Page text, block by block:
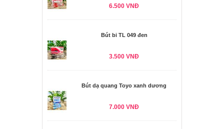
6.500 VNĐ
Bút bi TL 049 đen
3.500 VNĐ
Bút dạ quang Toyo xanh dương
7.000 VNĐ